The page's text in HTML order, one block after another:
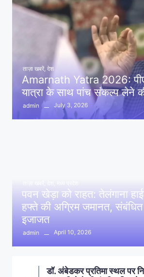
ताज़ा खबरें देश
Amarnath Yatra 2026:
यात्रा के साथ पांच संकल्प लेने
admin July 3, 2026
पवन खेड़ा को राहत: तेलंगाना
हफ्ते की अग्रिम जमानत, संबंधित
इजाजत
admin April 10, 2026
आमला में 10 करोड़ नशा मुक्ति